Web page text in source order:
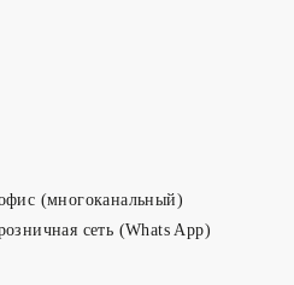
(многоканальный)
сеть (Whats App)